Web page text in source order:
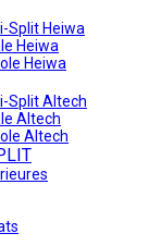
Split Heiwa
Heiwa
Heiwa
Split Altech
Altech
Altech